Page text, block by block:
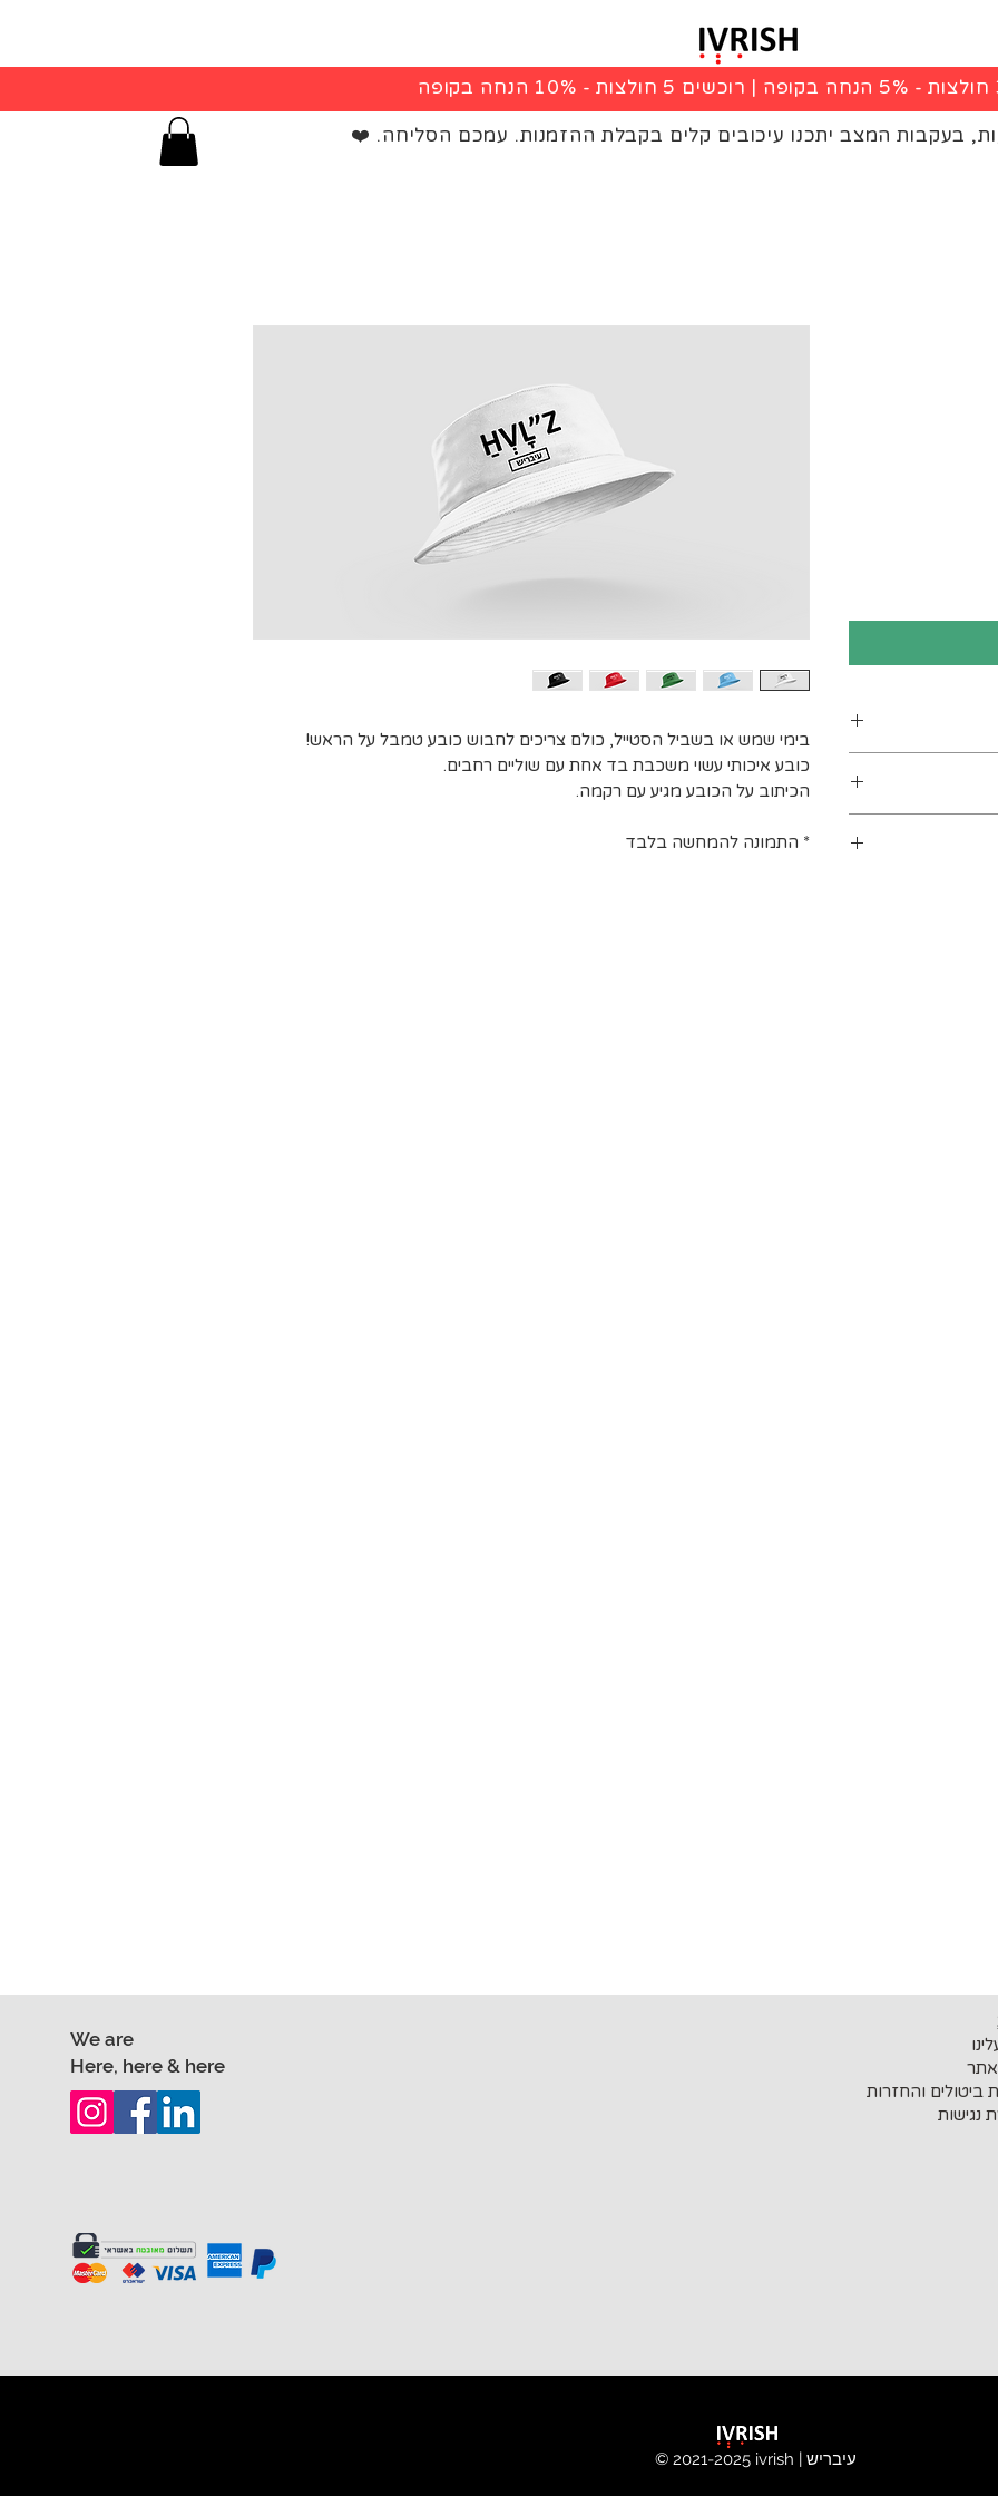
| רוכשים 5 חולצות - 10% הנחה בקופה
ות, בעקבות המצב יתכנו עיכובים קלים בקבלת ההזמנות. עמכם הסליחה. ❤️
בימי שמש או בשביל הסטייל, כולם צריכים לחבוש כובע טמבל על הראש!
כובע איכותי עשוי משכבת בד אחת עם שוליים רחבים.
הכיתוב על הכובע מגיע עם רקמה.
* התמונה להמחשה בלבד
בצל.
אזורי
We are
Here, here & here
אתר
ביטולים והחזרות
נגישות
© 2021-2025 ivrish | עיבריש